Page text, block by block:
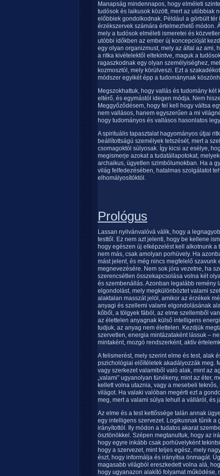
Manapság mindennapos, hogy elméleti
tudósok és laikusok között, mert az utóbbiak
előbbiek gondolkodnak. Például a görbült
érzékszervek számára értelmezhető módon.
mely a tudósok elméleti ismeretei és
utóbbi időkben az ember új koncepcióját
egy olyan organizmust, mely az által az ami,
a ritka kivételektől eltekintve, maguk a
ragaszkodnak egy olyan személyiséghez,
kozmosztól, mely körülveszi. Ezt a
módszer egyikét épp a tudománynak
Megszokhattuk, hogy vallás és tudomány
eltérő, és egymástól idegen módja. Nem
Meggyőződésem, hogy fel kell hogy váltsa
nem vallásos, hanem egyszerűen a mi
hogy tudományos és vallásos hasonlatos
A spirituális tapasztalat hagyományos útjai
beállítottságú személyek tetszését, mert a
csomagoktól súlyosak. Így kicsi az esélye,
megismerje azokat a tudatállapotokat,
archaikus, ügyetlen szimbólumokban. Ha a
világ felfedezésében, hatalmas szolgálatot
elhomályosítóktól.
Prológus
Lassan nyilvánvalóvá válik, hogy a
testtől. Ez nem azt jelenti, hogy be kellene
hogy egészen új elképzelést kell alkotnunk
nem más, csak amolyan porhüvely. Ha
mást jelent, és még nincs megfelelő
megnevezésére. Nem sok jóra vezetne, ha
szerencsétlen összekapcsolása volna két
és szembenállás. Azonban legalább remény
elgondolást, mely megkülönböztet valami
alaktalan masszát jelöl, amikor az érzékek
anyagi és szellemi valami elgondolásának
kőből, a tölgyek fából, az elme szellemből
az élettelen anyagnak külső intelligens
tudjuk, az anyag nem élettelen. Kezdjük
szervetlen, energia mintázataként lássuk –
mintaként, mozgó rendszerként, aktív
A felismerést, mely szerint elme és test, alak
pszichológiai előítéletek akadályozzák meg.
vagy szerkezet valamiből való alak, mint az
„valami” ugyanolyan tünékeny, mint az éter,
kellett volna utaznia, vagy a mesebeli
világot. Ha valaki valóban megérti ezt a
meg, mert a valami súlya lehull a válláról, és
Az elme és a test kettőssége talán annak
egy intelligens szervezet. Logikusnak tűnik
irányítottól. Ily módon a tudatos akarat
ösztönökkel. Szépen megtanultuk, hogy az
hogy egyre inkább csak porhüvelyként
hogy a szervezet, mint teljes egész, mely
észt, hogy informálja és irányítsa önmagát.
magasabb világból ereszkedett volna alá,
hogy ugyanazon alakító folyamat